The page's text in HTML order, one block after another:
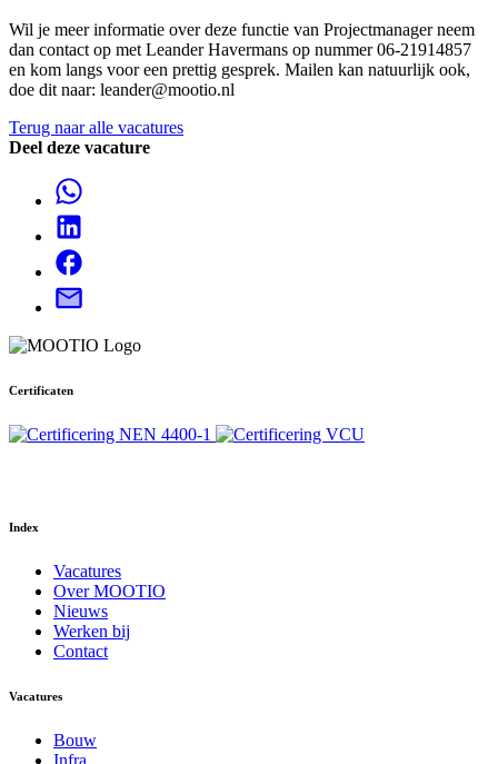
Wil je meer informatie over deze functie van Projectmanager neem
dan contact op met Leander Havermans op nummer 06-21914857
en kom langs voor een prettig gesprek. Mailen kan natuurlijk ook,
doe dit naar: leander@mootio.nl
Terug naar alle vacatures
Deel deze vacature
Certificaten
Index
Vacatures
Over MOOTIO
Nieuws
Werken bij
Contact
Vacatures
Bouw